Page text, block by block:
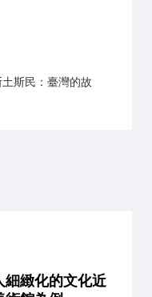
斯民：臺灣的故
細緻化的文化近